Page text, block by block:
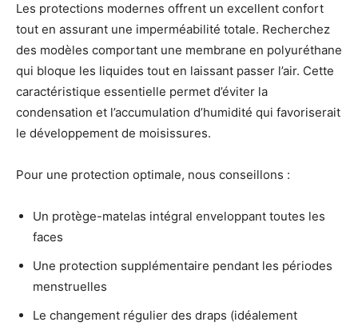
Les protections modernes offrent un excellent confort
tout en assurant une imperméabilité totale. Recherchez
des modèles comportant une membrane en polyuréthane
qui bloque les liquides tout en laissant passer l’air. Cette
caractéristique essentielle permet d’éviter la
condensation et l’accumulation d’humidité qui favoriserait
le développement de moisissures.
Pour une protection optimale, nous conseillons :
Un protège-matelas intégral enveloppant toutes les
faces
Une protection supplémentaire pendant les périodes
menstruelles
Le changement régulier des draps (idéalement